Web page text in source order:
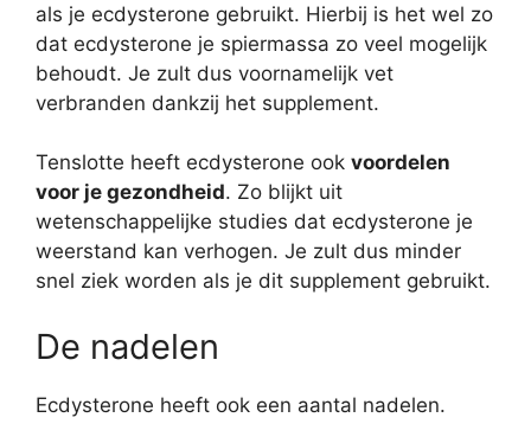
als je ecdysterone gebruikt. Hierbij is het wel zo
dat ecdysterone je spiermassa zo veel mogelijk
behoudt. Je zult dus voornamelijk vet
verbranden dankzij het supplement.
Tenslotte heeft ecdysterone ook voordelen
voor je gezondheid. Zo blijkt uit
wetenschappelijke studies dat ecdysterone je
weerstand kan verhogen. Je zult dus minder
snel ziek worden als je dit supplement gebruikt.
De nadelen
Ecdysterone heeft ook een aantal nadelen.